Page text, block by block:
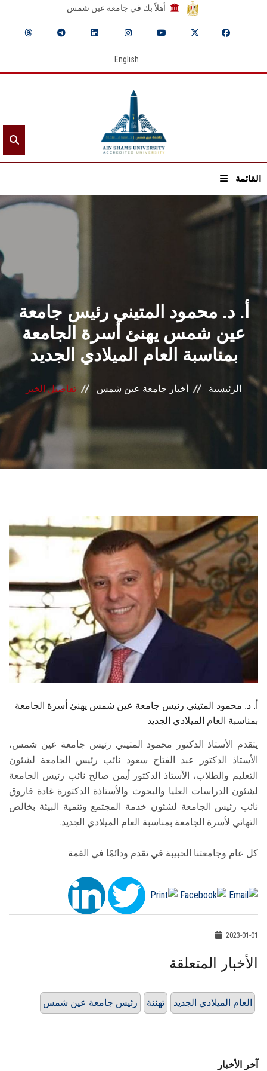
أهلاً بك في جامعة عين شمس
English
القائمة
الرئيسيـة
القطاعـات
الشئون الأكاديمية
البحث العلمي
المراكز والوحدات
الأنظمة الذكية
الطلاب
الدراسات العليا
الخريجين
الموظفون
الزائـرون
سجل الان
أ. د. محمود المتيني رئيس جامعة
عين شمس يهنئ أسرة الجامعة
بمناسبة العام الميلادي الجديد
الرئيسية أخبار جامعة عين شمس تفاصيل الخبر
أ. د. محمود المتيني رئيس جامعة عين شمس يهنئ أسرة الجامعة
بمناسبة العام الميلادي الجديد
يتقدم الأستاذ الدكتور محمود المتيني رئيس جامعة عين شمس،
الأستاذ الدكتور عبد الفتاح سعود نائب رئيس الجامعة لشئون
التعليم والطلاب، الأستاذ الدكتور أيمن صالح نائب رئيس الجامعة
لشئون الدراسات العليا والبحوث والأستاذة الدكتورة غادة فاروق
نائب رئيس الجامعة لشئون خدمة المجتمع وتنمية البيئة بخالص
التهاني لأسرة الجامعة بمناسبة العام الميلادي الجديد.
كل عام وجامعتنا الحبيبة في تقدم ودائمًا في القمة.
2023-01-01
الأخبار المتعلقة
رئيس جامعة عين شمس تهنئة العام الميلادي الجديد
آخر الأخبار